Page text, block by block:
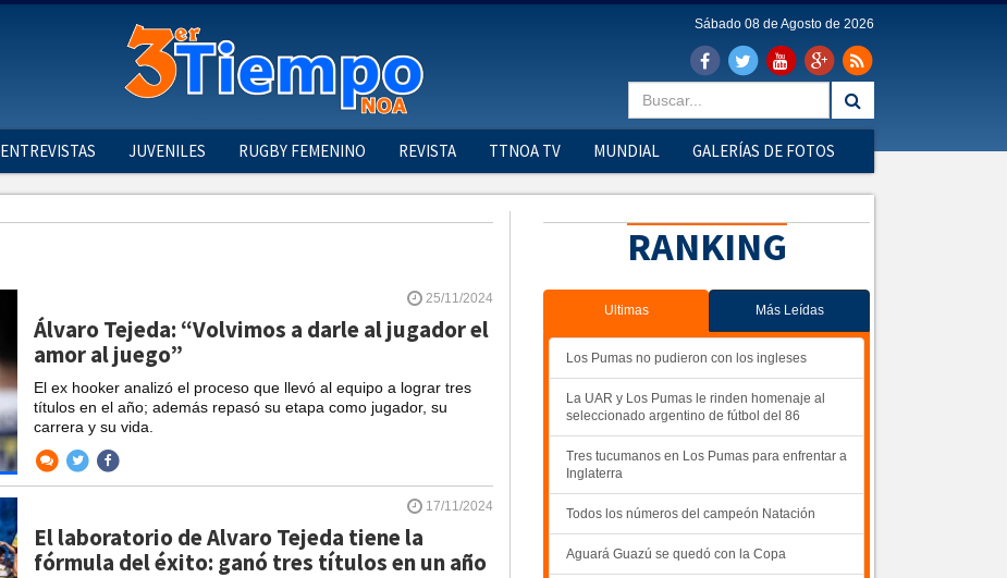
Sábado 08 de Agosto de 2026
ENTREVISTAS JUVENILES RUGBY FEMENINO REVISTA TTNOA TV MUNDIAL GALERÍAS DE FOTOS
25/11/2024
Álvaro Tejeda: “Volvimos a darle al jugador el
amor al juego”
El ex hooker analizó el proceso que llevó al equipo a lograr tres
títulos en el año; además repasó su etapa como jugador, su
carrera y su vida.
17/11/2024
El laboratorio de Alvaro Tejeda tiene la
fórmula del éxito: ganó tres títulos en un año
RANKING
Ultimas Más Leídas
Los Pumas no pudieron con los ingleses
La UAR y Los Pumas le rinden homenaje al
seleccionado argentino de fútbol del 86
Tres tucumanos en Los Pumas para enfrentar a
Inglaterra
Todos los números del campeón Natación
Aguará Guazú se quedó con la Copa